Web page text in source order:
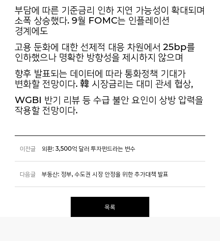
부담에 따른 기준금리 인하 지연 가능성이 확대되며
소폭 상승했다. 9월 FOMC는 인플레이션
경계에도
고용 둔화에 대한 선제적 대응 차원에서 25bp를
인하했으나 명확한 방향성을 제시하지 않으며
향후 발표되는 데이터에 따라 통화정책 기대가
변화할 전망이다. 韓 시장금리는 대미 관세 협상,
WGBI 반기 리뷰 등 수급 불안 요인이 상방 압력을
작용할 전망이다.
이전글 외환: 3,500억 달러 투자펀드라는 변수
다음글 부동산: 정부, 수도권 시장 안정을 위한 추가대책 발표
목록